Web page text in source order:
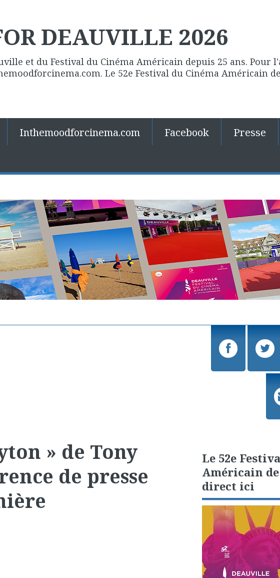
DEAUVILLE 2026
et du Festival du Cinéma Américain depuis 25 ans. Pour
Le 52e Festival du Cinéma Américain
Inthemoodforcinema.com Facebook
Presse
» de Tony
de presse
Le 52e
Américain
direct ici